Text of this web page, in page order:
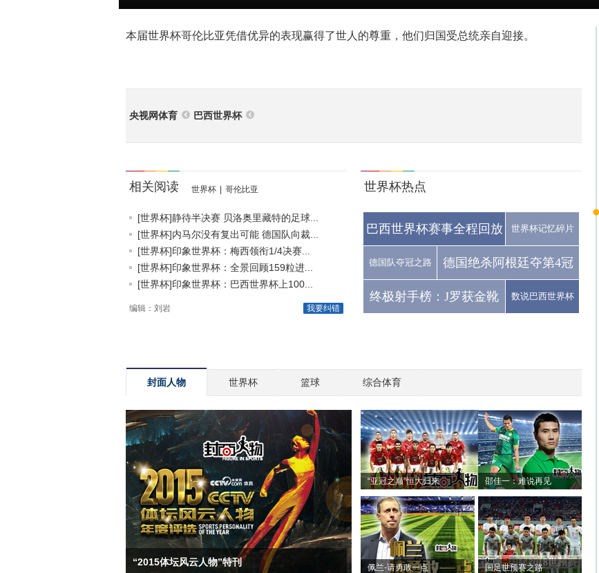
本届世界杯哥伦比亚凭借优异的表现赢得了世人的尊重，他们归国受总统亲自迎接。
央视网体育 巴西世界杯
相关阅读 世界杯 哥伦比亚
[世界杯]静待半决赛 贝洛奥里藏特的足球...
[世界杯]内马尔没有复出可能 德国队向裁...
[世界杯]印象世界杯：梅西领衔1/4决赛...
[世界杯]印象世界杯：全景回顾159粒进...
[世界杯]印象世界杯：巴西世界杯上100...
我要纠错
编辑：刘岩
世界杯热点
巴西世界杯赛事全程回放 世界杯记忆碎片
德国队夺冠之路 德国绝杀阿根廷夺第4冠
终极射手榜：J罗获金靴 数说巴西世界杯
封面人物 世界杯 篮球 综合体育
“2015体坛风云人物”特刊
“亚冠之巅”恒大归来 邵佳一：难说再见
佩兰-请勇敢一点 国足世预赛之路